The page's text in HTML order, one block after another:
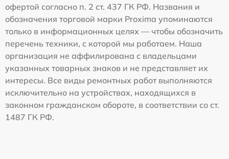
офертой согласно п. 2 ст. 437 ГК РФ. Названия и
обозначения торговой марки Proxima упоминаются
только в информационных целях — чтобы обозначить
перечень техники, с которой мы работаем. Наша
организация не аффилирована с владельцами
указанных товарных знаков и не представляет их
интересы. Все виды ремонтных работ выполняются
исключительно на устройствах, находящихся в
законном гражданском обороте, в соответствии со ст.
1487 ГК РФ.